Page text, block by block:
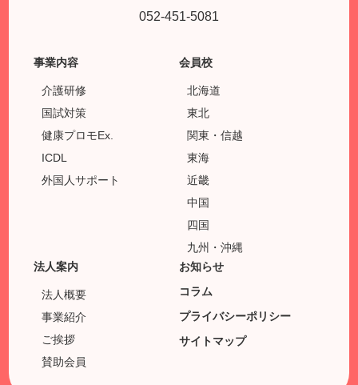
052-451-5081
事業内容
介護研修
国試対策
健康プロモEx.
ICDL
外国人サポート
会員校
北海道
東北
関東・信越
東海
近畿
中国
四国
九州・沖縄
法人案内
法人概要
事業紹介
ご挨拶
賛助会員
お知らせ
コラム
プライバシーポリシー
サイトマップ